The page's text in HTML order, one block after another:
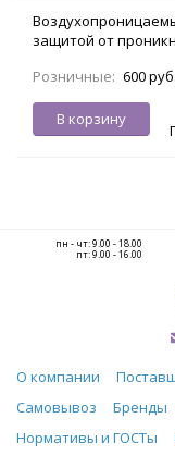
защитой от
Розничные: 600 руб.
В корзину
пн - чт: 9.00 - 18.00
пт: 9.00 - 16.00
О компании
Самовывоз
Бренды
Нормативы и ГОСТы